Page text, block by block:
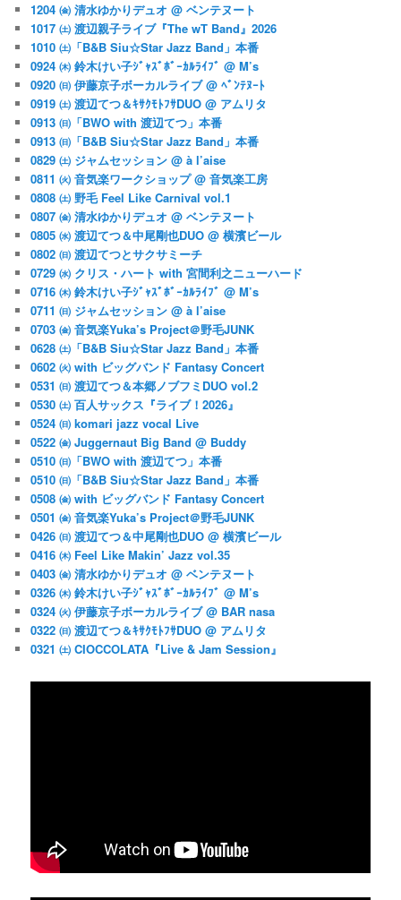
1204 ㈮ 清水ゆかりデュオ @ ベンテヌート
1017 ㈯ 渡辺親子ライブ『The wT Band』2026
1010 ㈯「B&B Siu☆Star Jazz Band」本番
0924 ㈭ 鈴木けい子ｼﾞｬｽﾞﾎﾞｰｶﾙﾗｲﾌﾞ @ M’s
0920 ㈰ 伊藤京子ボーカルライブ @ ﾍﾞﾝﾃﾇｰﾄ
0919 ㈯ 渡辺てつ＆ｷｻｸﾓﾄﾌｻDUO @ アムリタ
0913 ㈰「BWO with 渡辺てつ」本番
0913 ㈰「B&B Siu☆Star Jazz Band」本番
0829 ㈯ ジャムセッション @ à l’aise
0811 ㈫ 音気楽ワークショップ @ 音気楽工房
0808 ㈯ 野毛 Feel Like Carnival vol.1
0807 ㈮ 清水ゆかりデュオ @ ベンテヌート
0805 ㈬ 渡辺てつ＆中尾剛也DUO @ 横濱ビール
0802 ㈰ 渡辺てつとサクサミーチ
0729 ㈬ クリス・ハート with 宮間利之ニューハード
0716 ㈭ 鈴木けい子ｼﾞｬｽﾞﾎﾞｰｶﾙﾗｲﾌﾞ @ M’s
0711 ㈰ ジャムセッション @ à l’aise
0703 ㈮ 音気楽Yuka’s Project＠野毛JUNK
0628 ㈯「B&B Siu☆Star Jazz Band」本番
0602 ㈫ with ビッグバンド Fantasy Concert
0531 ㈰ 渡辺てつ＆本郷ノブフミDUO vol.2
0530 ㈯ 百人サックス『ライブ！2026』
0524 ㈰ komari jazz vocal Live
0522 ㈮ Juggernaut Big Band @ Buddy
0510 ㈰「BWO with 渡辺てつ」本番
0510 ㈰「B&B Siu☆Star Jazz Band」本番
0508 ㈮ with ビッグバンド Fantasy Concert
0501 ㈮ 音気楽Yuka’s Project＠野毛JUNK
0426 ㈰ 渡辺てつ＆中尾剛也DUO @ 横濱ビール
0416 ㈭ Feel Like Makin’ Jazz vol.35
0403 ㈮ 清水ゆかりデュオ @ ベンテヌート
0326 ㈭ 鈴木けい子ｼﾞｬｽﾞﾎﾞｰｶﾙﾗｲﾌﾞ @ M’s
0324 ㈫ 伊藤京子ボーカルライブ @ BAR nasa
0322 ㈰ 渡辺てつ＆ｷｻｸﾓﾄﾌｻDUO @ アムリタ
0321 ㈯ CIOCCOLATA『Live & Jam Session』